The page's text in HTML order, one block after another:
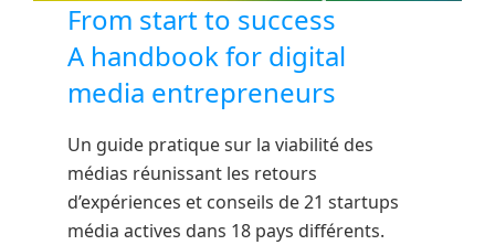
From start to success
A handbook for digital
media entrepreneurs
Un guide pratique sur la viabilité des
médias réunissant les retours
d’expériences et conseils de 21 startups
média actives dans 18 pays différents.